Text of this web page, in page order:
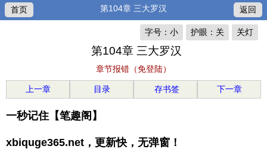
首页 第104章 三大罗汉 返回
关灯
护眼：关
字号：小
第104章 三大罗汉
章节报错（免登陆）
上一章 目录 存书签 下一章
一秒记住【笔趣阁】
xbiquge365.net，更新快，无弹窗！